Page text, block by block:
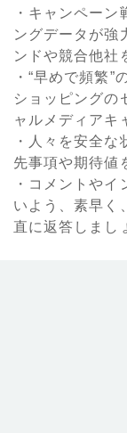
・キャンペー
ングデータが強
ンドや競合他社
・“早めで頻繁
ショッピングの
ャルメディアキ
・人々を安全
先事項や期待値
・コメントや
いよう、素早く
直に返答しまし